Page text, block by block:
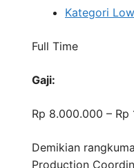
Kategori
Full Time
Gaji:
Rp 8.000.000 – Rp
Demikian
Production